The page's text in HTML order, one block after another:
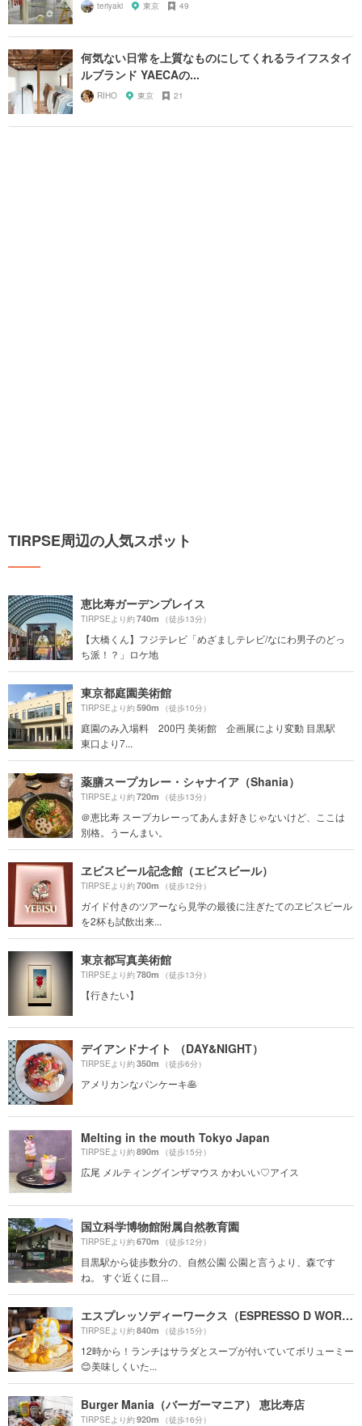
teriyaki 東京 49
何気ない日常を上質なものにしてくれるライフスタイ
ルブランド YAECAの...
RIHO 東京 21
TIRPSE周辺の人気スポット
恵比寿ガーデンプレイス
TIRPSEより約740m （徒歩13分）
【大橋くん】フジテレビ「めざましテレビ/なにわ男子のどっ
ち派！？」ロケ地
東京都庭園美術館
TIRPSEより約590m （徒歩10分）
庭園のみ入場料 200円 美術館 企画展により変動 目黒駅
東口より7...
薬膳スープカレー・シャナイア（Shania）
TIRPSEより約720m （徒歩13分）
＠恵比寿 スープカレーってあんま好きじゃないけど、ここは
別格。うーんまい。
ヱビスビール記念館（エビスビール）
TIRPSEより約700m （徒歩12分）
ガイド付きのツアーなら見学の最後に注ぎたてのヱビスビール
を2杯も試飲出来...
東京都写真美術館
TIRPSEより約780m （徒歩13分）
【行きたい】
デイアンドナイト （DAY&NIGHT）
TIRPSEより約350m （徒歩6分）
アメリカンなパンケーキ🥞
Melting in the mouth Tokyo Japan
TIRPSEより約890m （徒歩15分）
広尾 メルティングインザマウス かわいい♡アイス
国立科学博物館附属自然教育園
TIRPSEより約670m （徒歩12分）
目黒駅から徒歩数分の、自然公園 公園と言うより、森です
ね。 すぐ近くに目...
エスプレッソディーワークス（ESPRESSO D WORKS）
TIRPSEより約840m （徒歩15分）
12時から！ランチはサラダとスープが付いていてボリューミー
😊美味しくいた...
Burger Mania（バーガーマニア） 恵比寿店
TIRPSEより約920m （徒歩16分）